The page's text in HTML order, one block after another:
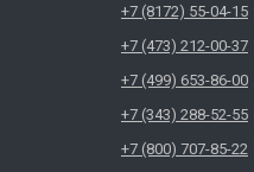
+7 (8172) 55-04-15
+7 (473) 212-00-37
+7 (499) 653-86-00
+7 (343) 288-52-55
+7 (800) 707-85-22